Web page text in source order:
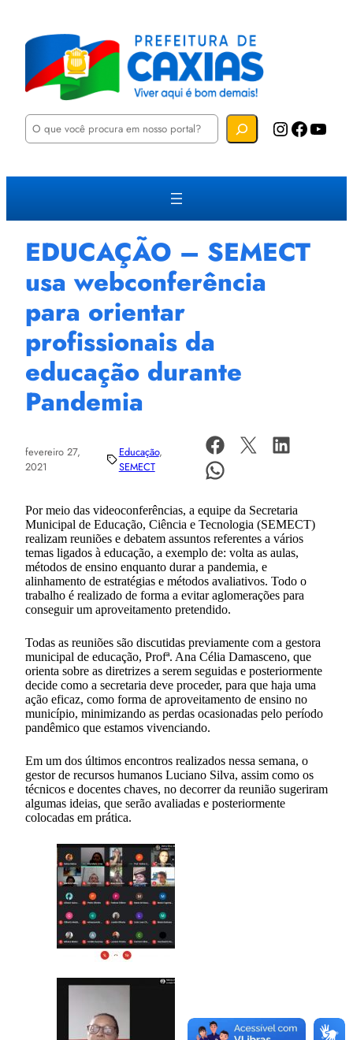
P
u
a
Instagram Facebook YouTube
EDUCAÇÃO – SEMECT
usa webconferência
para orientar
profissionais da
educação durante
Pandemia
fevereiro 27,
2021
Educação
SEMECT
Por meio das videoconferências, a equipe da Secretaria
Municipal de Educação, Ciência e Tecnologia (SEMECT)
realizam reuniões e debatem assuntos referentes a vários
temas ligados à educação, a exemplo de: volta as aulas,
métodos de ensino enquanto durar a pandemia, e
alinhamento de estratégias e métodos avaliativos. Todo o
trabalho é realizado de forma a evitar aglomerações para
conseguir um aproveitamento pretendido.
Todas as reuniões são discutidas previamente com a gestora
municipal de educação, Profª. Ana Célia Damasceno, que
orienta sobre as diretrizes a serem seguidas e posteriormente
decide como a secretaria deve proceder, para que haja uma
ação eficaz, como forma de aproveitamento de ensino no
município, minimizando as perdas ocasionadas pelo período
pandêmico que estamos vivenciando.
Em um dos últimos encontros realizados nessa semana, o
gestor de recursos humanos Luciano Silva, assim como os
técnicos e docentes chaves, no decorrer da reunião sugeriram
algumas ideias, que serão avaliadas e posteriormente
colocadas em prática.